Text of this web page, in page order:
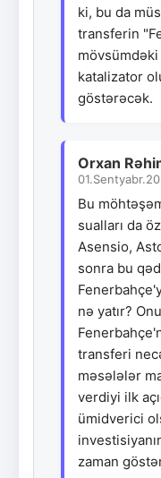
ki, bu da
transferin
katalizator
göstərəcək.
Orxan
Bu
sualları da
Asensio,
sonra bu
nə yatır?
transferi
məsələlər
verdiyi ilk
ümidverici
zaman